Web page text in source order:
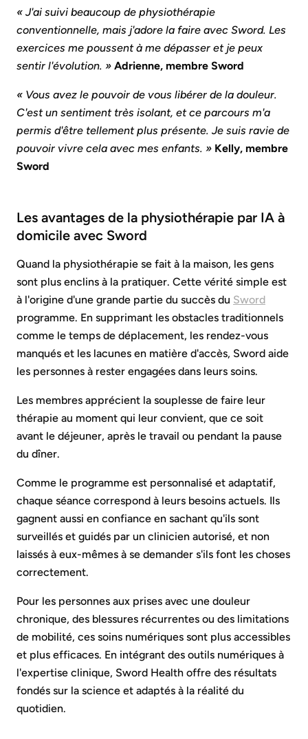
« J'ai suivi beaucoup de physiothérapie
conventionnelle, mais j'adore la faire avec Sword. Les
exercices me poussent à me dépasser et je peux
sentir l'évolution. » Adrienne, membre Sword
« Vous avez le pouvoir de vous libérer de la douleur.
C'est un sentiment très isolant, et ce parcours m'a
permis d'être tellement plus présente. Je suis ravie de
pouvoir vivre cela avec mes enfants. » Kelly, membre
Sword
Les avantages de la physiothérapie par IA à
domicile avec Sword
Quand la physiothérapie se fait à la maison, les gens
sont plus enclins à la pratiquer. Cette vérité simple est
à l'origine d'une grande partie du succès du Sword
programme. En supprimant les obstacles traditionnels
comme le temps de déplacement, les rendez-vous
manqués et les lacunes en matière d'accès, Sword aide
les personnes à rester engagées dans leurs soins.
Les membres apprécient la souplesse de faire leur
thérapie au moment qui leur convient, que ce soit
avant le déjeuner, après le travail ou pendant la pause
du dîner.
Comme le programme est personnalisé et adaptatif,
chaque séance correspond à leurs besoins actuels. Ils
gagnent aussi en confiance en sachant qu'ils sont
surveillés et guidés par un clinicien autorisé, et non
laissés à eux-mêmes à se demander s'ils font les choses
correctement.
Pour les personnes aux prises avec une douleur
chronique, des blessures récurrentes ou des limitations
de mobilité, ces soins numériques sont plus accessibles
et plus efficaces. En intégrant des outils numériques à
l'expertise clinique, Sword Health offre des résultats
fondés sur la science et adaptés à la réalité du
quotidien.